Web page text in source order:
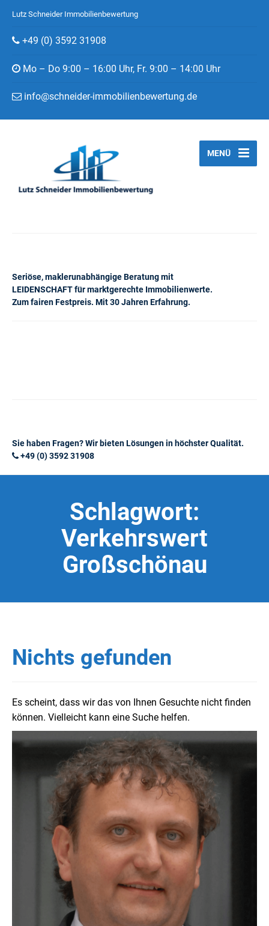
Lutz Schneider Immobilienbewertung
+49 (0) 3592 31908
Mo – Do 9:00 – 16:00 Uhr, Fr. 9:00 – 14:00 Uhr
info@schneider-immobilienbewertung.de
Seriöse, maklerunabhängige Beratung mit
LEIDENSCHAFT für marktgerechte Immobilienwerte.
Zum fairen Festpreis. Mit 30 Jahren Erfahrung.
MENÜ
Sie haben Fragen? Wir bieten Lösungen in höchster Qualität.
+49 (0) 3592 31908
Schlagwort:
Verkehrswert
Großschönau
Nichts gefunden
Es scheint, dass wir das von Ihnen Gesuchte nicht finden
können. Vielleicht kann eine Suche helfen.